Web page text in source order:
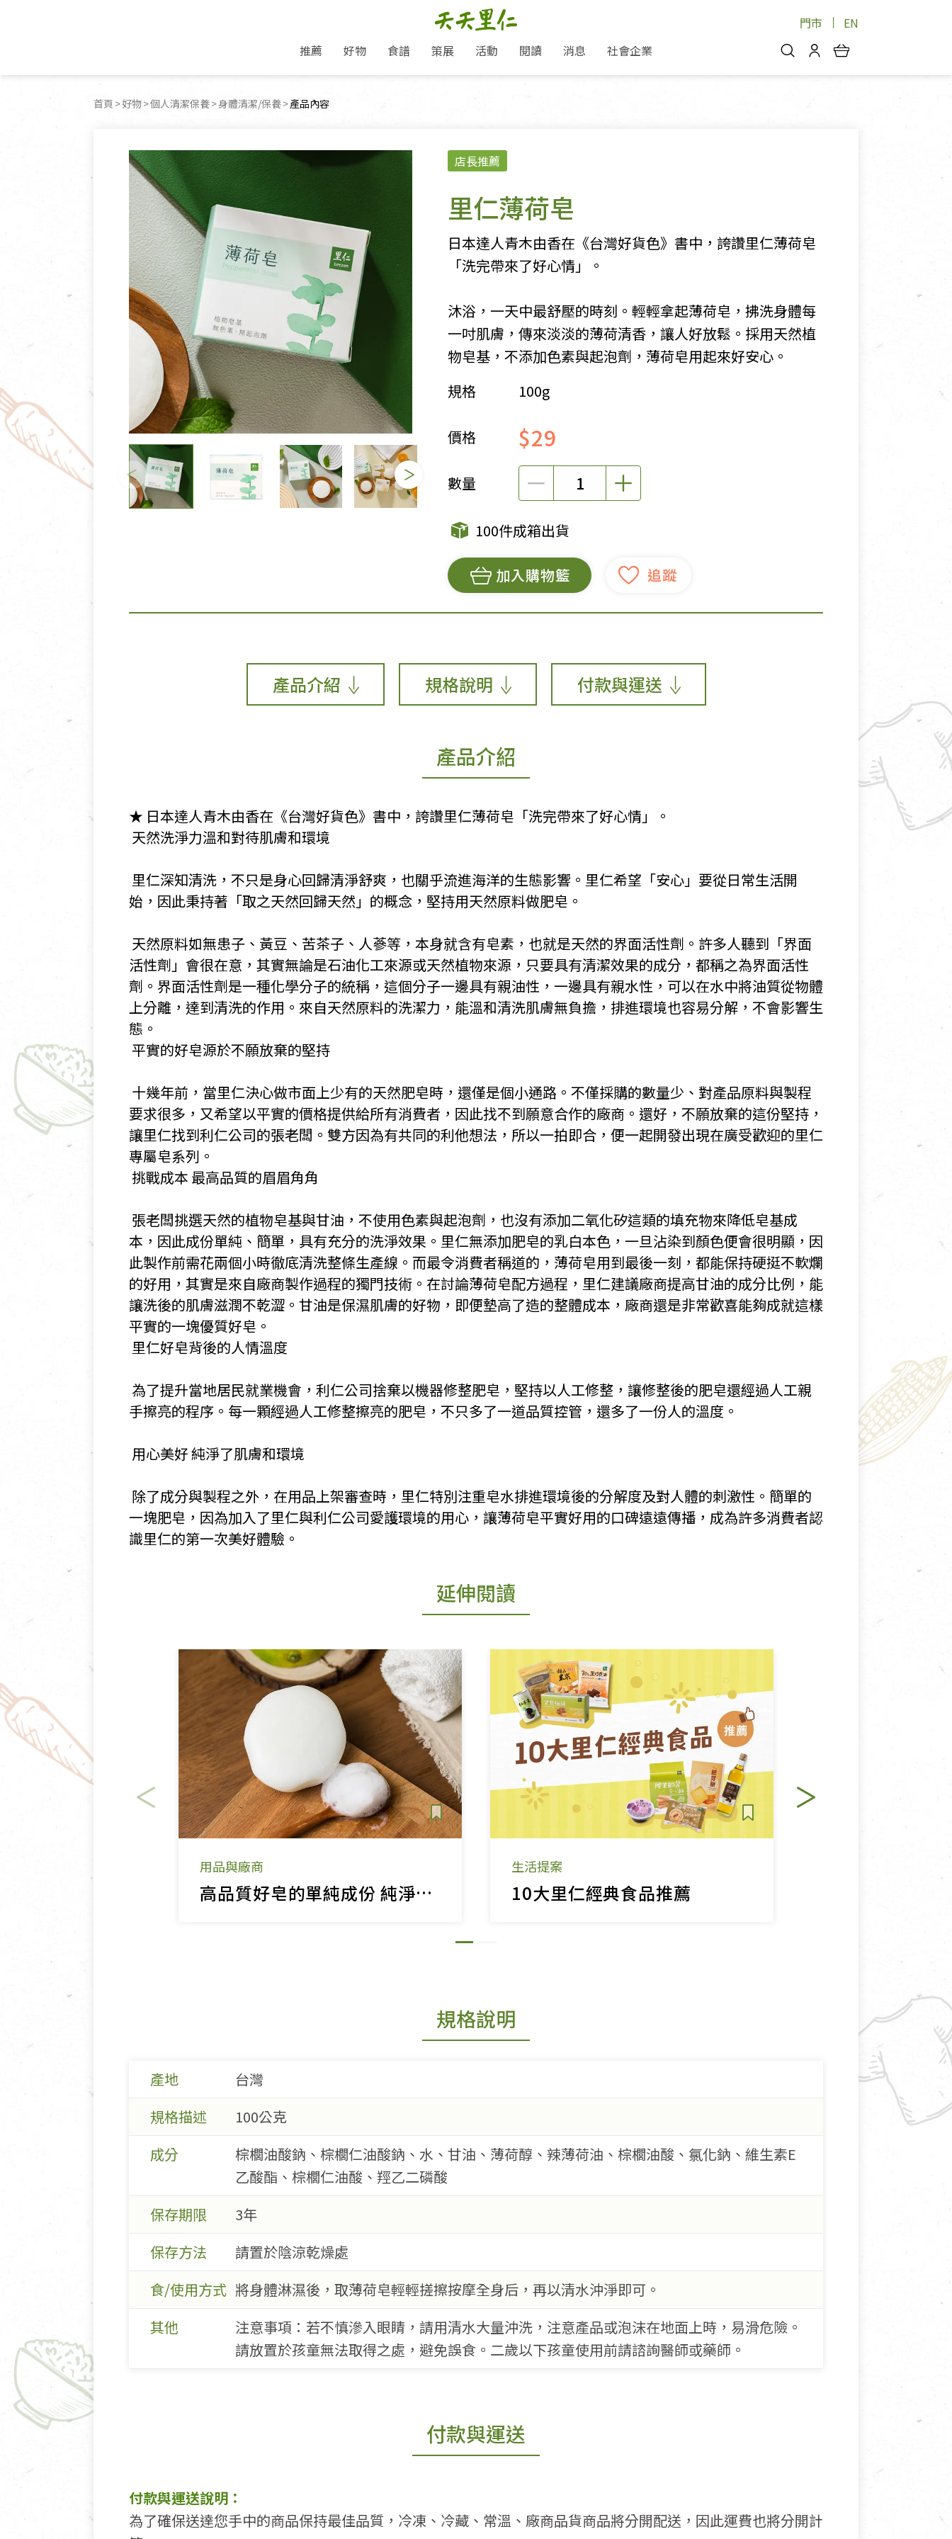
門市 EN
好文收藏
推薦
好康優惠
8月快閃商品優惠
中秋禮盒預購
7月惜福愛物
6月快閃商品-好評延長優惠
傳承經典優惠
文化好書優惠
超值好物特惠
熱銷人氣產品推薦
經典必買推薦
史瓦帝尼文化節
好物
米麵/調理食材
豆麥雜糧種子
乾貨/素料/植物肉
豆腐/天貝/豆製品
調味/醬料/烘焙食材
飲品/零食
果汁/醋飲/飲料
茶/咖啡/花果茶
沖調飲/穀麥片
蜂蜜/椰奶
休閒零食
堅果/果乾
糖果/巧克力
熟食料理/調理包
包子饅頭/麵點
粽子/蘿蔔糕/年糕
素鬆/醬菜
甜品/冰品
廚房用具/家電/家飾
個人清潔保養
臉部清潔/保養
臉部彩妝
牙膏/牙刷/漱口水
洗髮/潤髮/染髮
身體清潔/保養
個人用品
衣飾鞋包
女內著居家
毛巾/浴巾/手帕
鞋襪
帽/口罩/配件/包包
嬰幼/兒童
圖書/宗教文物
佛儒書籍
廣論/備覽手抄
香
供具/修持用品
寵物專區
寵物營養補充品
寵物清潔用品
食譜
不限類別 主食 沙拉
策展
作夥利他 加入水滴會員
「里仁誠食市集」永續新體驗
減塑 一起來！
綠色保育-我們的田, 牠們的家
里仁「史瓦帝尼文化節」
活動
產品推薦
閱讀
專題文章
食品與廠商
用品與廠商
土地與生態
蔬食營養力
生活提案
共好行動
里仁的努力
減塑微革命
少或無添加
消息
里仁新訊
分店動態
產品動態
淨塑行動
生態保育
公益支持
獲獎肯定
聯名合作
社會企業
品牌故事
產品/有機蔬果把關
理念桌布下載
加入會員
人才招募
首頁 好物 個人清潔保養 身體清潔/保養 目前頁面：
產品內容
店長推薦
里仁薄荷皂
日本達人青木由香在《台灣好貨色》書中，誇讚里仁薄荷皂
「洗完帶來了好心情」。
沐浴，一天中最舒壓的時刻。輕輕拿起薄荷皂，拂洗身體每
一吋肌膚，傳來淡淡的薄荷清香，讓人好放鬆。採用天然植
物皂基，不添加色素與起泡劑，薄荷皂用起來好安心。
規格
100g
價格 $29
數量
100件成箱出貨
加入購物籃
產品介紹 規格說明 付款與運送
產品介紹
★ 日本達人青木由香在《台灣好貨色》書中，誇讚里仁薄荷皂「洗完帶來了好心情」。
​ 天然洗淨力溫和對待肌膚和環境
​ 里仁深知清洗，不只是身心回歸清淨舒爽，也關乎流進海洋的生態影響。里仁希望「安心」要從日常生活開
始，因此秉持著「取之天然回歸天然」的概念，堅持用天然原料做肥皂。
​ 天然原料如無患子、黃豆、苦茶子、人蔘等，本身就含有皂素，也就是天然的界面活性劑。許多人聽到「界面
活性劑」會很在意，其實無論是石油化工來源或天然植物來源，只要具有清潔效果的成分，都稱之為界面活性
劑。界面活性劑是一種化學分子的統稱，這個分子一邊具有親油性，一邊具有親水性，可以在水中將油質從物體
上分離，達到清洗的作用。來自天然原料的洗潔力，能溫和清洗肌膚無負擔，排進環境也容易分解，不會影響生
態。
​ 平實的好皂源於不願放棄的堅持
​ 十幾年前，當里仁決心做市面上少有的天然肥皂時，還僅是個小通路。不僅採購的數量少、對產品原料與製程
要求很多，又希望以平實的價格提供給所有消費者，因此找不到願意合作的廠商。還好，不願放棄的這份堅持，
讓里仁找到利仁公司的張老闆。雙方因為有共同的利他想法，所以一拍即合，便一起開發出現在廣受歡迎的里仁
專屬皂系列。
​ 挑戰成本 最高品質的眉眉角角
​ 張老闆挑選天然的植物皂基與甘油，不使用色素與起泡劑，也沒有添加二氧化矽這類的填充物來降低皂基成
本，因此成份單純、簡單，具有充分的洗淨效果。里仁無添加肥皂的乳白本色，一旦沾染到顏色便會很明顯，因
此製作前需花兩個小時徹底清洗整條生產線。而最令消費者稱道的，薄荷皂用到最後一刻，都能保持硬挺不軟爛
的好用，其實是來自廠商製作過程的獨門技術。在討論薄荷皂配方過程，里仁建議廠商提高甘油的成分比例，能
讓洗後的肌膚滋潤不乾澀。甘油是保濕肌膚的好物，即便墊高了造的整體成本，廠商還是非常歡喜能夠成就這樣
平實的一塊優質好皂。
​ ​里仁好皂背後的人情溫度
​ 為了提升當地居民就業機會，利仁公司捨棄以機器修整肥皂，堅持以人工修整，讓修整後的肥皂還經過人工親
手擦亮的程序。每一顆經過人工修整擦亮的肥皂，不只多了一道品質控管，還多了一份人的溫度。
​ 用心美好 純淨了肌膚和環境
​ 除了成分與製程之外，在用品上架審查時，里仁特別注重皂水排進環境後的分解度及對人體的刺激性。簡單的
一塊肥皂，因為加入了里仁與利仁公司愛護環境的用心，讓薄荷皂平實好用的口碑遠遠傳播，成為許多消費者認
識里仁的第一次美好體驗。
延伸閱讀
用品與廠商
高品質好皂的單純成份 純淨肌膚也保護環境
生活提案
10大里仁經典食品推薦
規格說明
產地
台灣
規格描述
100公克
成分
棕櫚油酸鈉、棕櫚仁油酸鈉、水、甘油、薄荷醇、辣薄荷油、棕櫚油酸、氯化鈉、維生素E
乙酸酯、棕櫚仁油酸、羥乙二磷酸
保存期限
3年
保存方法
請置於陰涼乾燥處
食/使用方式 將身體淋濕後，取薄荷皂輕輕搓擦按摩全身后，再以清水沖淨即可。
其他
注意事項：若不慎滲入眼睛，請用清水大量沖洗，注意產品或泡沫在地面上時，易滑危險。
請放置於孩童無法取得之處，避免誤食。二歲以下孩童使用前請諮詢醫師或藥師。
付款與運送
付款與運送說明：
為了確保送達您手中的商品保持最佳品質，冷凍、冷藏、常溫、廠商品貨商品將分開配送，因此運費也將分開計